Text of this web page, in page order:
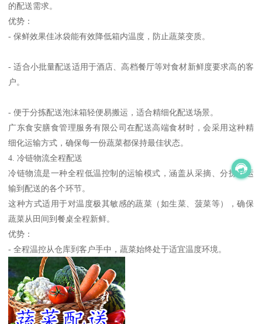
的配送需求。
优势：
- 保鲜效果佳冰袋能有效降低箱内温度，防止蔬菜变质。
- 适合小批量配送适用于酒店、高档餐厅等对食材新鲜度要求高的客
户。
- 便于分拣配送泡沫箱轻便易搬运，适合精细化配送场景。
广东食安膳食管理服务有限公司在配送高端食材时，会采用这种精
细化运输方式，确保每一份蔬菜都保持最佳状态。
4. 冷链物流全程配送
冷链物流是一种全程低温控制的运输模式，涵盖从采摘、分拣、运
输到配送的各个环节。
这种方式适用于对温度极其敏感的蔬菜（如生菜、菠菜等），确保
蔬菜从田间到餐桌全程新鲜。
优势：
- 全程温控从仓库到客户手中，蔬菜始终处于适宜温度环境。